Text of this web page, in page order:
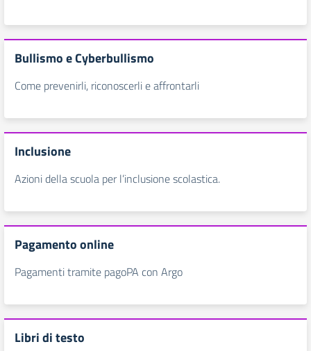
Bullismo e Cyberbullismo
Come prevenirli, riconoscerli e affrontarli
Inclusione
Azioni della scuola per l’inclusione scolastica.
Pagamento online
Pagamenti tramite pagoPA con Argo
Libri di testo